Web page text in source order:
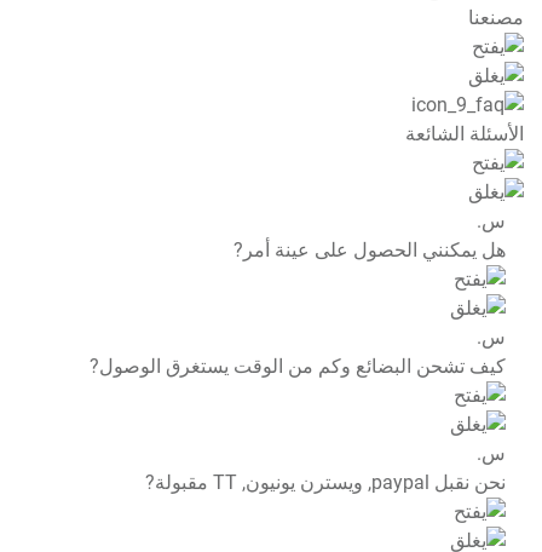
مصنعنا
الأسئلة الشائعة
س.
هل يمكنني الحصول على عينة أمر?
س.
كيف تشحن البضائع وكم من الوقت يستغرق الوصول?
س.
نحن نقبل paypal, ويسترن يونيون, TT مقبولة?